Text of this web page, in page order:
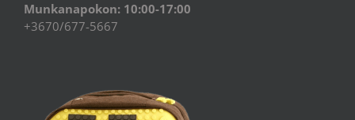
Munkanapokon: 10:00-17:00
+3670/677-5667